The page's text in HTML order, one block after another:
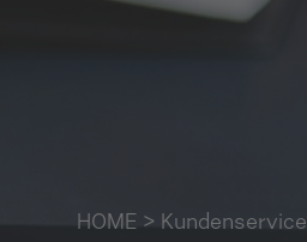
HOME > Kundenservice